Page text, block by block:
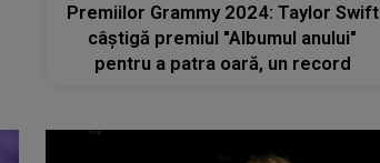
Premiilor Grammy 2024: Taylor Swift
câştigă premiul "Albumul anului"
pentru a patra oară, un record